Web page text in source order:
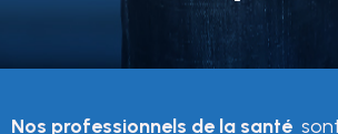
Nos professionnels de la santé